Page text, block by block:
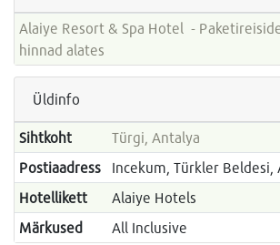
Alaiye Resort & Spa Hotel -
hinnad alates
Üldinfo
Sihtkoht
Türgi, Antalya
Postiaadress
Incekum, Türkler Beldesi,
Hotellikett
Alaiye Hotels
Märkused
All Inclusive